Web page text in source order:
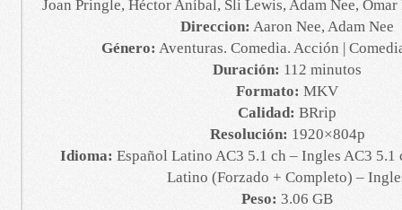
Joan Pringle, Héctor Aníbal, Sli Lewis, Adam Nee,
Direccion: Aaron Nee, Adam Nee
Género: Aventuras. Comedia. Acción |
Duración: 112 minutos
Formato: MKV
Calidad: BRrip
Resolución: 1920×804p
Idioma: Español Latino AC3 5.1 ch – Ingles AC3 5.1
Latino (Forzado + Completo) –
Peso: 3.06 GB